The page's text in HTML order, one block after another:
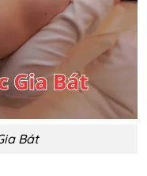
Bát